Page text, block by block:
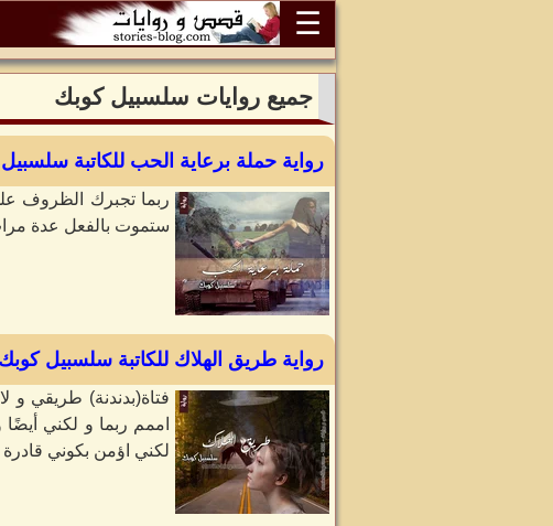
☰
جميع روايات سلسبيل كوبك
رواية حملة برعاية الحب للكاتبة
ربما تجبرك الظروف
ستموت بالفعل عدة
رواية طريق الهلاك للكاتبة سلسبيل
فتاة(بدندنة) طريقي
اممم ربما و لكني
لكني اؤمن بكوني